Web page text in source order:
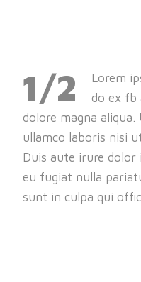
1/2
Lorem
do ex fb
dolore magna
ullamco laboris nisi
Duis aute irure
eu fugiat nulla
sunt in culpa qui